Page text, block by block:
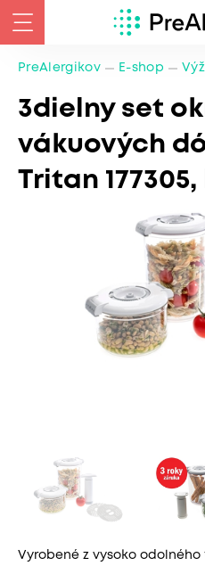
PreAlergikov E-shop
3dielny set
vákuových
Tritan
Vyrobené z vysoko odolného